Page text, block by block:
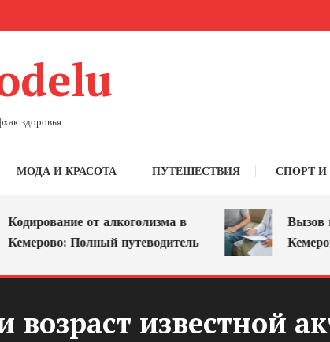
здоровья
МОДА И КРАСОТА ПУТЕШЕСТВИЯ СПОРТ И
от алкоголизма в
Полный путеводитель
Вызов
Кемерово:
известной